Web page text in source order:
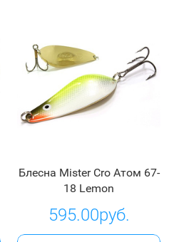
Блесна Mister Cro Атом 67-
18 Lemon
595.00руб.